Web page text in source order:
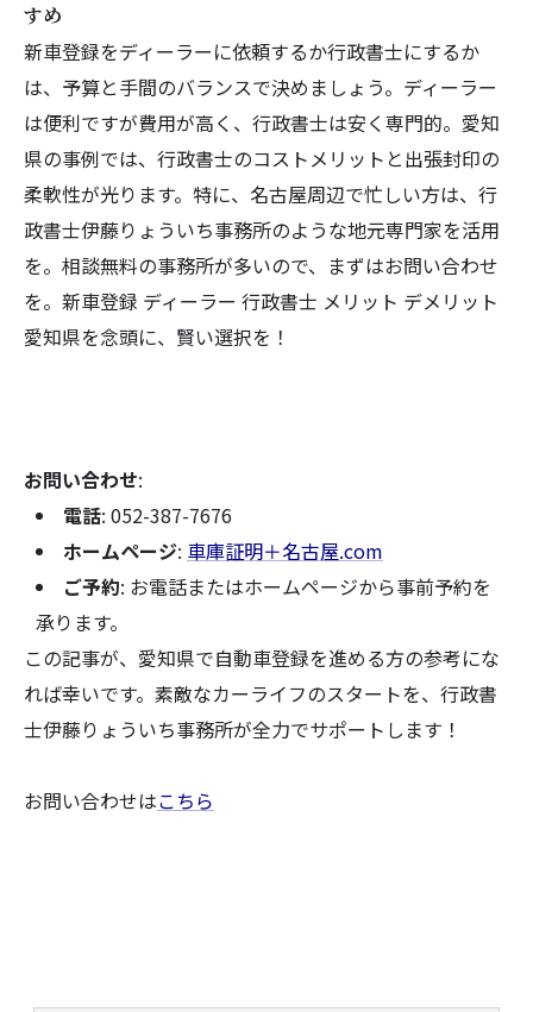
すめ
新車登録をディーラーに依頼するか行政書士にするか
は、予算と手間のバランスで決めましょう。ディーラー
は便利ですが費用が高く、行政書士は安く専門的。愛知
県の事例では、行政書士のコストメリットと出張封印の
柔軟性が光ります。特に、名古屋周辺で忙しい方は、行
政書士伊藤りょういち事務所のような地元専門家を活用
を。相談無料の事務所が多いので、まずはお問い合わせ
を。新車登録 ディーラー 行政書士 メリット デメリット
愛知県を念頭に、賢い選択を！
お問い合わせ:
電話: 052-387-7676
ホームページ: 車庫証明＋名古屋.com
ご予約: お電話またはホームページから事前予約を
承ります。
この記事が、愛知県で自動車登録を進める方の参考にな
れば幸いです。素敵なカーライフのスタートを、行政書
士伊藤りょういち事務所が全力でサポートします！
お問い合わせはこちら